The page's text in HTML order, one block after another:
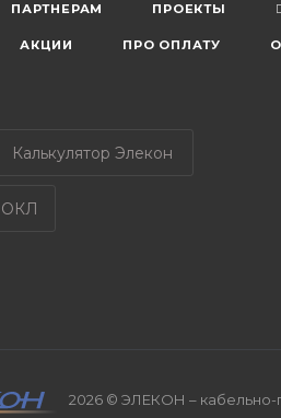
ПАРТНЕРАМ ПРОЕКТЫ
АКЦИИ ПРО ОПЛАТУ
Калькулятор Элекон
ОКЛ
2026 © ЭЛЕКОН – кабельно-